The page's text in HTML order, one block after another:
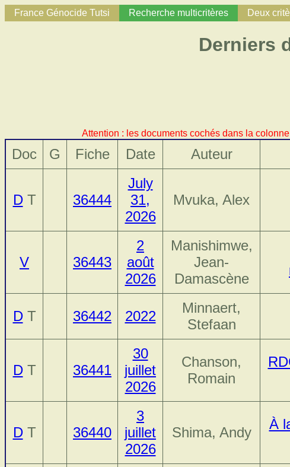
France Génocide Tutsi Recherche multicritères Deux
Derniers
Attention : les documents cochés dans la
Doc G Fiche Date Auteur
DT 36444
July
31,
2026
Mvuka, Alex
V 36443
2
août
2026
Manishimwe,
Jean-
Damascène
DT 36442 2022
Minnaert,
Stefaan
DT 36441
30
juillet
2026
Chanson,
Romain
DT 36440
3
juillet
2026
Shima, Andy
À